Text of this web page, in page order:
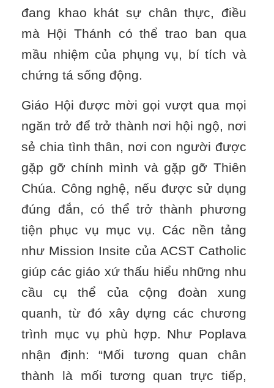
đang khao khát sự chân thực, điều
mà Hội Thánh có thể trao ban qua
mầu nhiệm của phụng vụ, bí tích và
chứng tá sống động.
Giáo Hội được mời gọi vượt qua mọi
ngăn trở để trở thành nơi hội ngộ, nơi
sẻ chia tình thân, nơi con người được
gặp gỡ chính mình và gặp gỡ Thiên
Chúa. Công nghệ, nếu được sử dụng
đúng đắn, có thể trở thành phương
tiện phục vụ mục vụ. Các nền tảng
như Mission Insite của ACST Catholic
giúp các giáo xứ thấu hiểu những nhu
cầu cụ thể của cộng đoàn xung
quanh, từ đó xây dựng các chương
trình mục vụ phù hợp. Như Poplava
nhận định: “Mối tương quan chân
thành là mối tương quan trực tiếp,